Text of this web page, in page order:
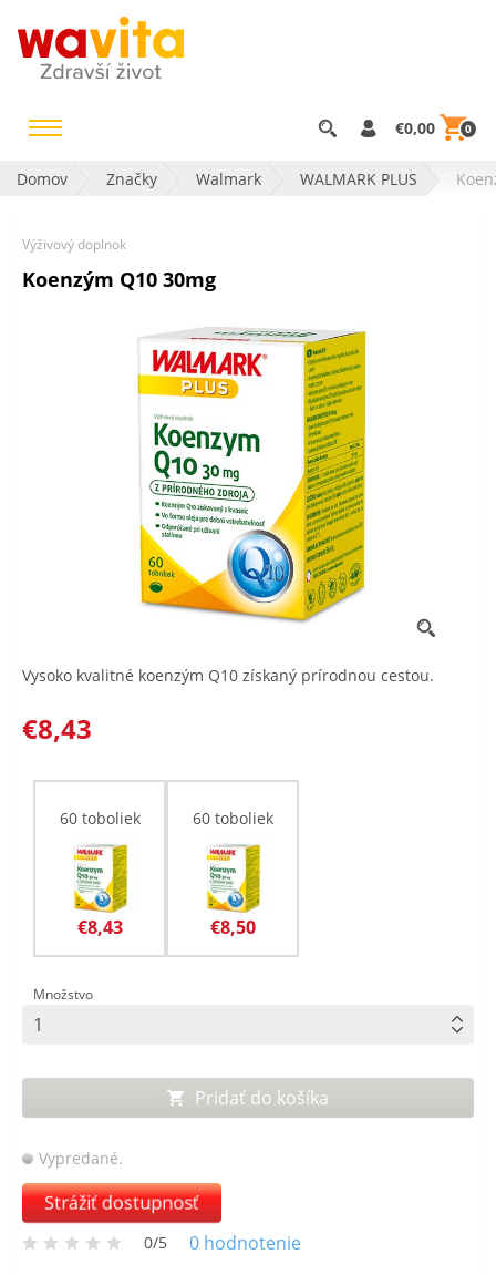
€0,00 0
Domov Značky Walmark WALMARK PLUS
Výživový doplnok
Koenzým Q10 30mg
Vysoko kvalitné koenzým Q10 získaný prírodnou cestou.
€8,43
60 toboliek
€8,43
60 toboliek
€8,50
Množstvo
Pridať do košíka
Vypredané.
Strážiť dostupnosť
0/5 0 hodnotenie